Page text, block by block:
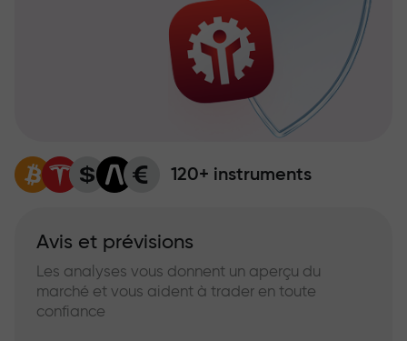
120+ instruments
Avis et prévisions
Les analyses vous donnent un aperçu du
marché et vous aident à trader en toute
confiance